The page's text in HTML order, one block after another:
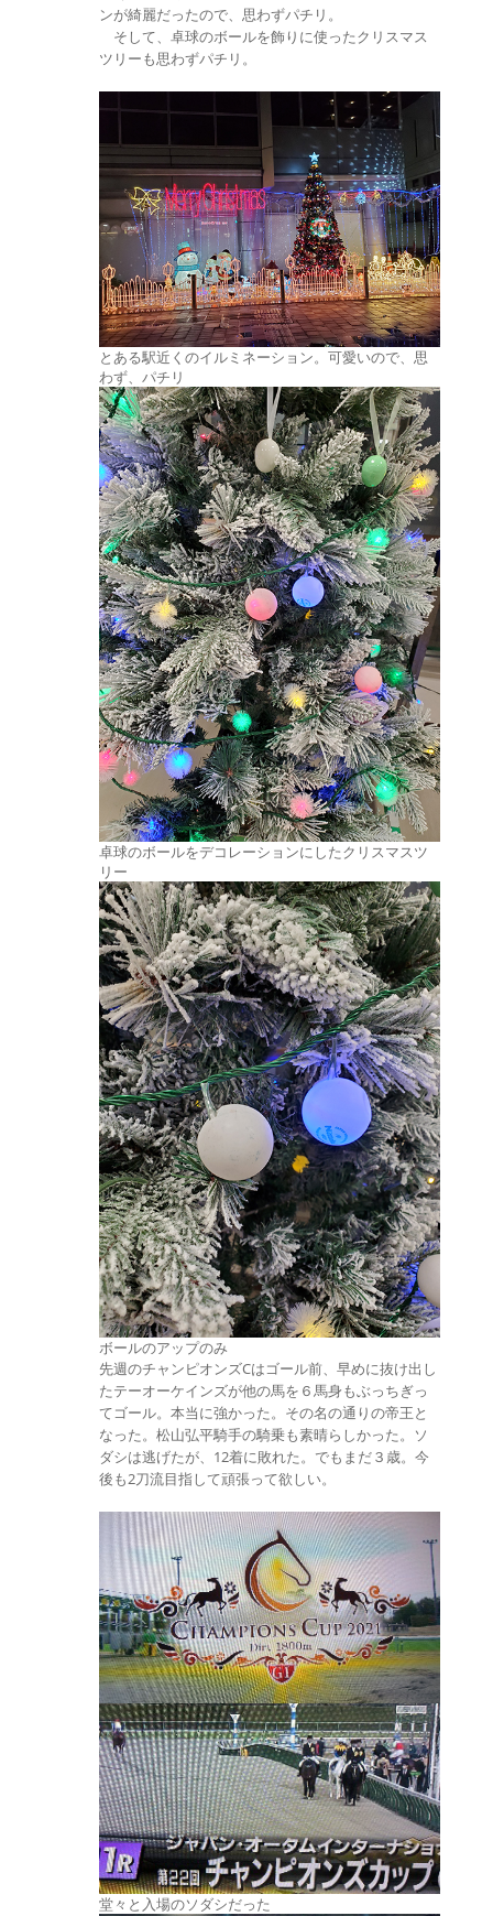
ンが綺麗だったので、思わずパチリ。
そして、卓球のボールを飾りに使ったクリスマス
ツリーも思わずパチリ。
とある駅近くのイルミネーション。可愛いので、思
わず、パチリ
卓球のボールをデコレーションにしたクリスマスツ
リー
ボールのアップのみ
先週のチャンピオンズCはゴール前、早めに抜け出し
たテーオーケインズが他の馬を６馬身もぶっちぎっ
てゴール。本当に強かった。その名の通りの帝王と
なった。松山弘平騎手の騎乗も素晴らしかった。ソ
ダシは逃げたが、12着に敗れた。でもまだ３歳。今
後も2刀流目指して頑張って欲しい。
堂々と入場のソダシだった